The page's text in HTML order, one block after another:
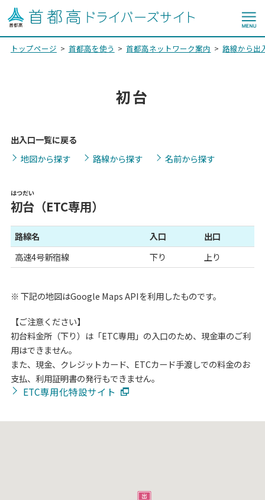
トップページ 首都高を使う 首都高ネットワーク案内 路線から出
初台
出入口一覧に戻る
地図から探す
路線から探す 名前から探す
初台
はつだい
（ETC専用）
路線名 入口
出口
高速4号新宿線
下り 上り
※下記の地図はGoogle Maps APIを利用したものです。
【ご注意ください】
初台料金所（下り）は「ETC専用」の入口のため、現金車のご利
用はできません。
また、現金、クレジットカード、ETCカード手渡しでの料金のお
支払、利用証明書の発行もできません。
ETC専用化特設サイト